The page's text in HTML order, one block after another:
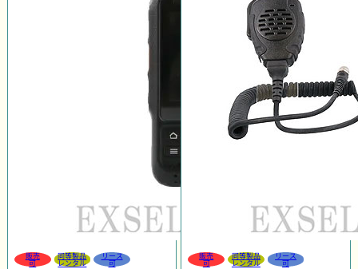
販売
可
同等製品
レンタル
リース
可
販売
可
同等製品
レンタル
リース
可